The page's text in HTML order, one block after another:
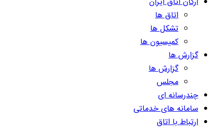
اتاق ها
تشکل ها
کمیسیون ها
گزارش ها
گزارش ها
مجلس
چندرسانه ای
سامانه های خدماتی
ارتباط با اتاق